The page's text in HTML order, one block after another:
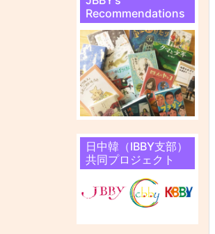
Recommendations
日中韓（IBBY支部）
共同プロジェクト